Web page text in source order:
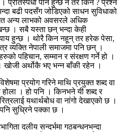
। प्रतिस्पर्धा पनि हुन्छ नै तर किन ? प्रश्न
बढी पदसँग जोडिएको साधन सुविधाको
अन्य लाभको अवसरले अधिक
। सबै यस्ता छन् भन्दा केही
हु्न्छ । थोरै किन नहून् तर हरेक पेसा,
व्यक्ति नेपाली समाजमा पनि छन् ।
पहिचान, सम्मान र संरक्षण गर्ने हो ।
खोजी अर्थोकै भए भन्न बाँकी रहेन ।
प्रयोग गरिने माथि प्रयुक्त शब्द वा
होला । हो पनि । किनभने यी शब्द र
यथार्थबोध वा नांगो देखाएको छ ।
सुध्रिने पक्का छ ।
दलीय सन्दर्भमा गठबन्धनभन्दा